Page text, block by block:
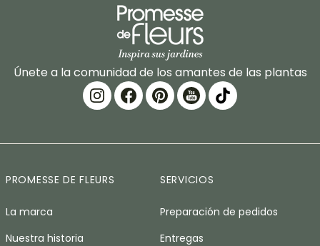
Únete a la comunidad de los amantes de las plantas
PROMESSE DE FLEURS
La marca
Nuestra historia
SERVICIOS
Preparación de pedidos
Entregas